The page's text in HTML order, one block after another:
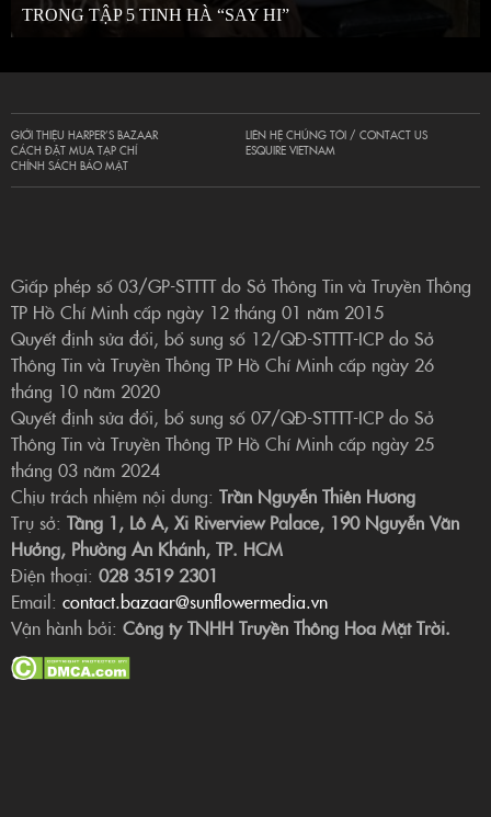
TRONG TẬP 5 TINH HÀ “SAY HI”
GIỚI THIỆU HARPER’S BAZAAR
CÁCH ĐẶT MUA TẠP CHÍ
CHÍNH SÁCH BẢO MẬT
LIÊN HỆ CHÚNG TÔI / CONTACT US
ESQUIRE VIETNAM
Giấp phép số 03/GP-STTTT do Sở Thông Tin và Truyền Thông
TP Hồ Chí Minh cấp ngày 12 tháng 01 năm 2015
Quyết định sửa đổi, bổ sung số 12/QĐ-STTTT-ICP do Sở
Thông Tin và Truyền Thông TP Hồ Chí Minh cấp ngày 26
tháng 10 năm 2020
Quyết định sửa đổi, bổ sung số 07/QĐ-STTTT-ICP do Sở
Thông Tin và Truyền Thông TP Hồ Chí Minh cấp ngày 25
tháng 03 năm 2024
Chịu trách nhiệm nội dung: Trần Nguyễn Thiên Hương
Trụ sở: Tầng 1, Lô A, Xi Riverview Palace, 190 Nguyễn Văn
Hưởng, Phường An Khánh, TP. HCM
Điện thoại: 028 3519 2301
Email: contact.bazaar@sunflowermedia.vn
Vận hành bởi: Công ty TNHH Truyền Thông Hoa Mặt Trời.